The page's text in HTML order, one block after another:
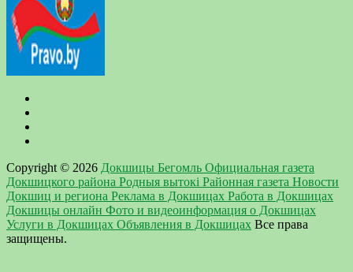
Copyright © 2026 Докшицы Бегомль Официальная газета
Докшицкого района Родныя вытокi Районная газета Новости
Докшиц и региона Реклама в Докшицах Работа в Докшицах
Докшицы онлайн Фото и видеоинформация о Докшицах
Услуги в Докшицах Объявления в Докшицах Все права
защищены.